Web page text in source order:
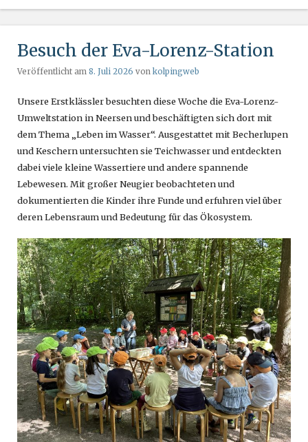
Besuch der Eva-Lorenz-Station
Veröffentlicht am 8. Juli 2026 von kolpingweb
Unsere Erstklässler besuchten diese Woche die Eva-Lorenz-
Umweltstation in Neersen und beschäftigten sich dort mit
dem Thema „Leben im Wasser“. Ausgestattet mit Becherlupen
und Keschern untersuchten sie Teichwasser und entdeckten
dabei viele kleine Wassertiere und andere spannende
Lebewesen. Mit großer Neugier beobachteten und
dokumentierten die Kinder ihre Funde und erfuhren viel über
deren Lebensraum und Bedeutung für das Ökosystem.